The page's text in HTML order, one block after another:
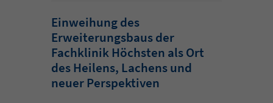
Einweihung des
Erweiterungsbaus der
Fachklinik Höchsten als Ort
des Heilens, Lachens und
neuer Perspektiven